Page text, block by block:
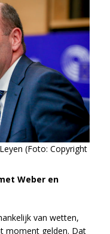
(Foto: Copyright
Weber en
van wetten,
moment gelden. Dat